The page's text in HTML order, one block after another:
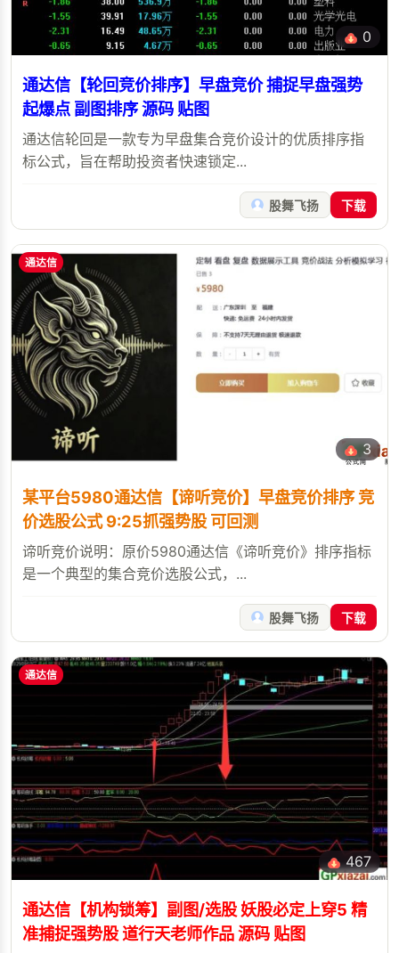
0
通达信【轮回竞价排序】早盘竞价 捕捉早盘强势
起爆点 副图排序 源码 贴图
通达信轮回是一款专为早盘集合竞价设计的优质排序指
标公式，旨在帮助投资者快速锁定...
股舞飞扬 下载
通达信
3
某平台5980通达信【谛听竞价】早盘竞价排序 竞
价选股公式 9:25抓强势股 可回测
谛听竞价说明：原价5980通达信《谛听竞价》排序指标
是一个典型的集合竞价选股公式，...
股舞飞扬 下载
通达信
467
通达信【机构锁筹】副图/选股 妖股必定上穿5 精
准捕捉强势股 道行天老师作品 源码 贴图